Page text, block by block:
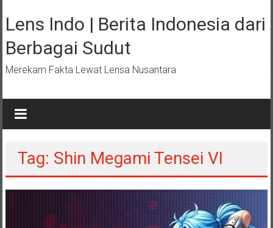
ke
konten
Lens Indo | Berita Indonesia dari
Berbagai Sudut
Merekam Fakta Lewat Lensa Nusantara
Tag: Shin Megami Tensei VI